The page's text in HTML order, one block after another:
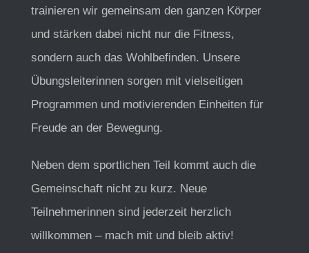
trainieren wir gemeinsam den ganzen Körper
und stärken dabei nicht nur die Fitness,
sondern auch das Wohlbefinden. Unsere
Übungsleiterinnen sorgen mit vielseitigen
Programmen und motivierenden Einheiten für
Freude an der Bewegung.
Neben dem sportlichen Teil kommt auch die
Gemeinschaft nicht zu kurz. Neue
Teilnehmerinnen sind jederzeit herzlich
willkommen – mach mit und bleib aktiv!